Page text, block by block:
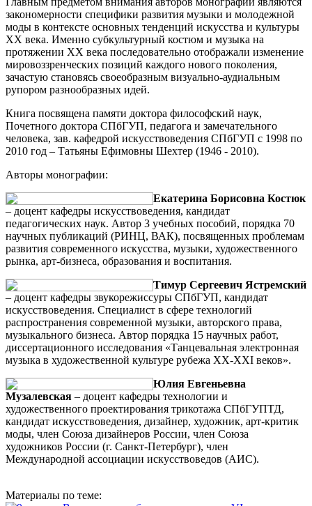
закономерности специфики развития музыки и молодежной
моды в контексте основных тенденций искусства и культуры
XX века. Именно субкультурный костюм и музыка на
протяжении XX века последовательно отображали изменение
мировоззренческих позиций каждого нового поколения,
зачастую становясь своеобразным визуально-аудиальным
рупором разнообразных идей.
Книга посвящена памяти доктора философский наук,
Почетного доктора СПбГУП, педагога и замечательного
человека, зав. кафедрой искусствоведения СПбГУП с 1998 по
2010 год – Татьяны Ефимовны Шехтер (1946 - 2010).
Авторы монографии:
Екатерина Борисовна Костюк
– доцент кафедры искусствоведения, кандидат
педагогических наук. Автор 3 учебных пособий, порядка 70
научных публикаций (РИНЦ, ВАК), посвященных проблемам
развития современного искусства, музыки, художественного
рынка, арт-бизнеса, образования и воспитания.
Тимур Сергеевич Ястремский
– доцент кафедры звукорежиссуры СПбГУП, кандидат
искусствоведения. Специалист в сфере технологий
распространения современной музыки, авторского права,
музыкального бизнеса. Автор порядка 15 научных работ,
диссертационного исследования «Танцевальная электронная
музыка в художественной культуре рубежа XX-XXI веков».
Юлия Евгеньевна
Музалевская – доцент кафедры технологии и
художественного проектирования трикотажа СПбГУПТД,
кандидат искусствоведения, дизайнер, художник, арт-критик
моды, член Союза дизайнеров России, член Союза
художников России (г. Санкт-Петербург), член
Международной ассоциации искусствоведов (АИС).
Материалы по теме: